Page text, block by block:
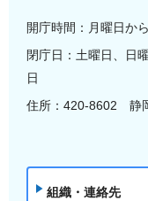
開庁時間：月曜日か
閉庁日：土曜日、日
日
住所：420-8602 静
組織・連絡先